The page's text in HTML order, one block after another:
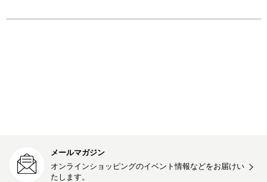
メールマガジン
オンラインショッピングのイベント情報などをお届けい
たします。